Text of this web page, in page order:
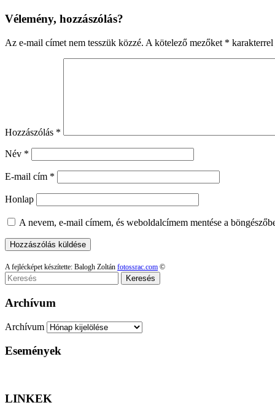
Vélemény, hozzászólás?
Az e-mail címet nem tesszük közzé. A kötelező mezőket *
Hozzászólás *
Név *
E-mail cím *
Honlap
A nevem, e-mail címem, és weboldalcímem mentése a
A fejlécképet készítette: Balogh Zoltán fotossrac.com ©
Keresés
Archívum
Archívum
Események
LINKEK